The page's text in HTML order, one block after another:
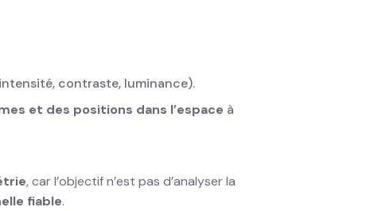
contraste, luminance).
et des positions dans l’espace à
, car l’objectif n’est pas d’analyser la
fiable.